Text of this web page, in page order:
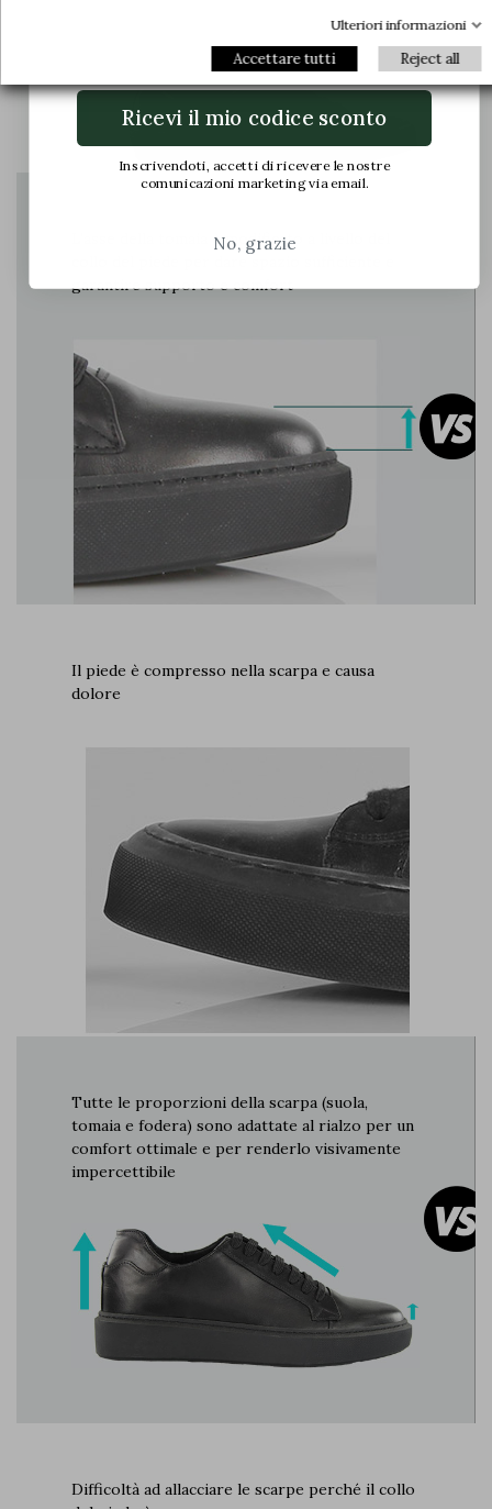
L'asse della tomaia è modificato a livello del
garantire supporto e comfort
Il piede è compresso nella scarpa e causa
dolore
Tutte le proporzioni della scarpa (suola,
tomaia e fodera) sono adattate al rialzo per un
comfort ottimale e per renderlo visivamente
impercettibile
Difficoltà ad allacciare le scarpe perché il collo
Ulteriori informazioni
Accettare tutti Reject all
Ricevi il mio codice sconto
Inscrivendoti, accetti di ricevere le nostre
comunicazioni marketing via email.
No, grazie